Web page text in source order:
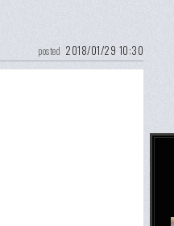
posted 2018/01/29 10:30